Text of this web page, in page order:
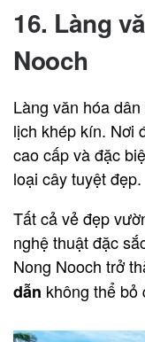
16. Làng
Nooch
Làng văn hóa
lịch khép kín. Nơi
cao cấp và đặc
loại cây tuyệt đẹp.
Tất cả vẻ đẹp
nghệ thuật đặc
Nong Nooch trở
dẫn không thể bỏ